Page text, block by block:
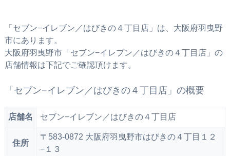
「セブン−イレブン／はびきの４丁目店」は、大阪府羽曳野
市にあります。
大阪府羽曳野市「セブン−イレブン／はびきの４丁目店」の
店舗情報は下記でご確認頂けます。
「セブン−イレブン／はびきの４丁目店」の概要
店舗名 セブン−イレブン／はびきの４丁目店
住所
〒583-0872 大阪府羽曳野市はびきの４丁目１２
−１３